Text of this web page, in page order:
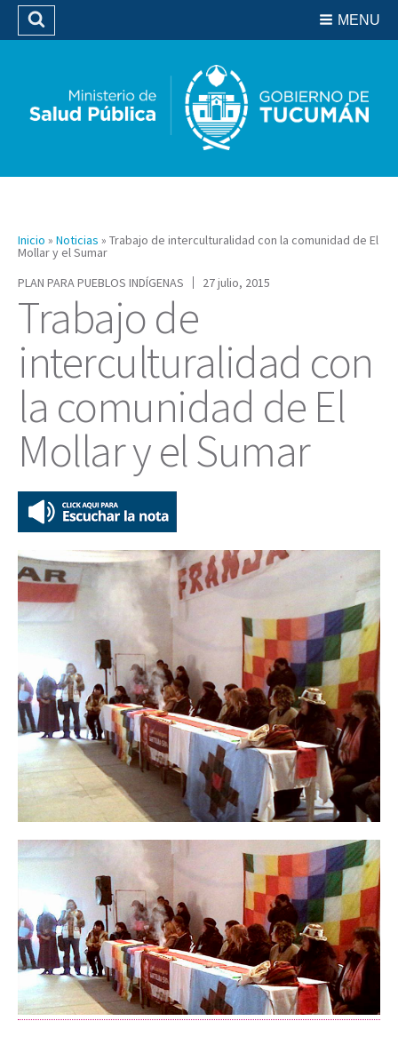
Biblioteca
MENU
Buscar
Inicio » Noticias » Trabajo de interculturalidad con la comunidad de El
Mollar y el Sumar
PLAN PARA PUEBLOS INDÍGENAS
27 julio, 2015
Trabajo de
interculturalidad con
la comunidad de El
Mollar y el Sumar